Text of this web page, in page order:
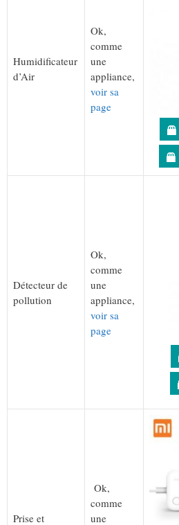
Humidificateur
d’Air
Ok,
comme
une
appliance,
voir sa
page
Détecteur de
pollution
Ok,
comme
une
appliance,
voir sa
page
Prise et
Ok,
comme
une